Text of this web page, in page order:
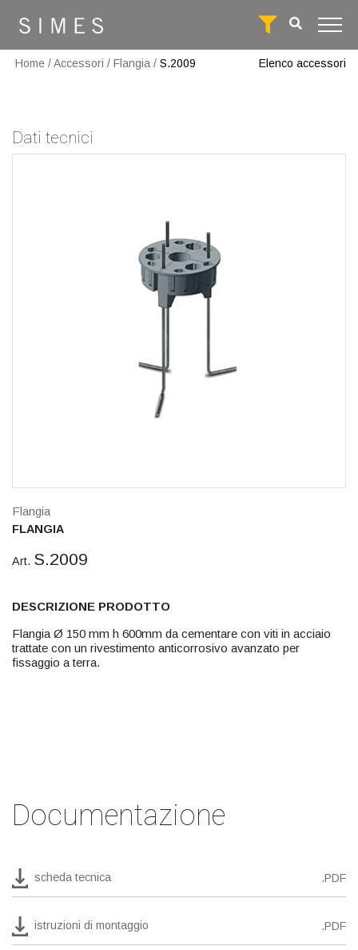
Home /Accessori / Flangia / S.2009 Elenco accessori
Dati tecnici
Flangia
FLANGIA
Art. S.2009
DESCRIZIONE PRODOTTO
Flangia Ø 150 mm h 600mm da cementare con viti in acciaio
trattate con un rivestimento anticorrosivo avanzato per
fissaggio a terra.
Documentazione
scheda tecnica .PDF
istruzioni di montaggio .PDF